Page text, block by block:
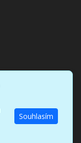
Souhlasím